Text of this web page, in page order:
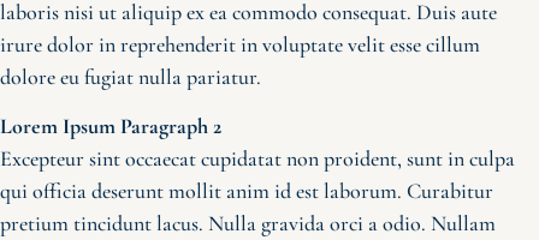
laboris nisi ut aliquip ex ea commodo consequat. Duis aute
irure dolor in reprehenderit in voluptate velit esse cillum
dolore eu fugiat nulla pariatur.
Lorem Ipsum Paragraph 2
Excepteur sint occaecat cupidatat non proident, sunt in culpa
qui officia deserunt mollit anim id est laborum. Curabitur
pretium tincidunt lacus. Nulla gravida orci a odio. Nullam